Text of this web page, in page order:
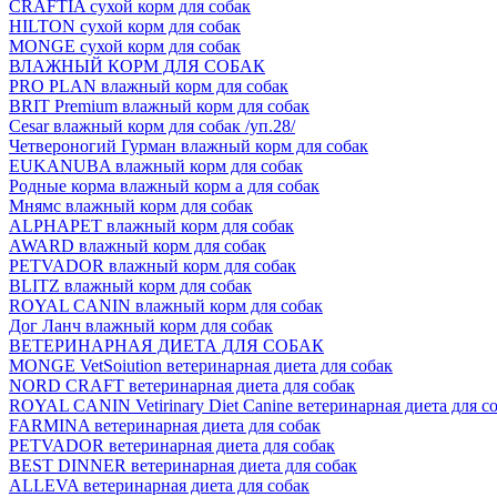
CRAFTIA сухой корм для собак
HILTON сухой корм для собак
MONGE сухой корм для собак
ВЛАЖНЫЙ КОРМ ДЛЯ СОБАК
PRO PLAN влажный корм для собак
BRIT Premium влажный корм для собак
Cesar влажный корм для собак /уп.28/
Четвероногий Гурман влажный корм для собак
EUKANUBA влажный корм для собак
Родные корма влажный корм а для собак
Мнямс влажный корм для собак
ALPHAPET влажный корм для собак
AWARD влажный корм для собак
PETVADOR влажный корм для собак
BLITZ влажный корм для собак
ROYAL CANIN влажный корм для собак
Дог Ланч влажный корм для собак
ВЕТЕРИНАРНАЯ ДИЕТА ДЛЯ СОБАК
MONGE VetSoiution ветеринарная диета для собак
NORD CRAFT ветеринарная диета для собак
ROYAL CANIN Vetirinary Diet Canine ветеринарная диета для
FARMINA ветеринарная диета для собак
PETVADOR ветеринарная диета для собак
BEST DINNER ветеринарная диета для собак
ALLEVA ветеринарная диета для собак